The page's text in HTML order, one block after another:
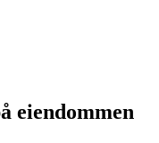
eiendommen